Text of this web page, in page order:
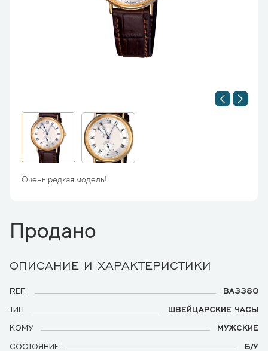
Очень редкая модель!
Продано
ОПИСАНИЕ И ХАРАКТЕРИСТИКИ
REF.
BA3380
ТИП
ШВЕЙЦАРСКИЕ ЧАСЫ
КОМУ
МУЖСКИЕ
СОСТОЯНИЕ
Б/У